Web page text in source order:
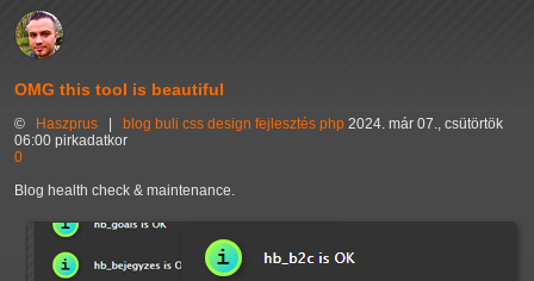
OMG this tool is beautiful
© Haszprus | blog buli css design fejlesztés php 2024. már 07., csütörtök
06:00 pirkadatkor
0
Blog health check & maintenance.